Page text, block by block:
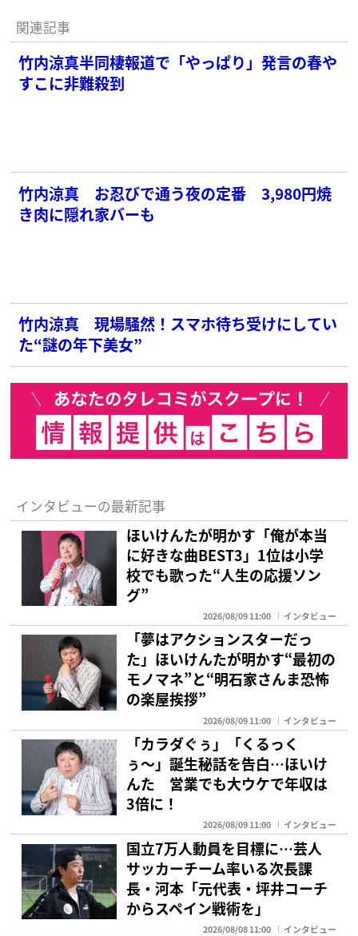
関連記事
竹内涼真半同棲報道で「やっぱり」発言の春や
すこに非難殺到
竹内涼真 お忍びで通う夜の定番 3,980円焼
き肉に隠れ家バーも
竹内涼真 現場騒然！スマホ待ち受けにしてい
た“謎の年下美女”
インタビューの最新記事
ほいけんたが明かす「俺が本当
に好きな曲BEST3」1位は小学
校でも歌った“人生の応援ソン
グ”
2026/08/09 11:00 インタビュー
「夢はアクションスターだっ
た」ほいけんたが明かす“最初の
モノマネ”と“明石家さんま恐怖
の楽屋挨拶”
2026/08/09 11:00 インタビュー
「カラダぐぅ」「くるっく
ぅ〜」誕生秘話を告白…ほいけ
んた 営業でも大ウケで年収は
3倍に！
2026/08/09 11:00 インタビュー
国立7万人動員を目標に…芸人
サッカーチーム率いる次長課
長・河本「元代表・坪井コーチ
からスペイン戦術を」
2026/08/08 11:00 インタビュー